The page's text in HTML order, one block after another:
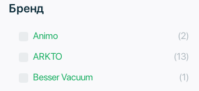
Бренд
Animo
(2)
ARKTO
(13)
Besser Vacuum
(1)